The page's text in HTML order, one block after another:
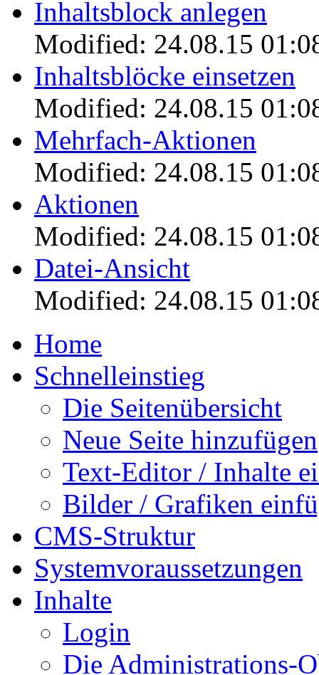
Inhaltsblock anlegen
Modified: 24.08.15
Inhaltsblöcke einsetzen
Modified: 24.08.15
Mehrfach-Aktionen
Modified: 24.08.15
Aktionen
Modified: 24.08.15
Datei-Ansicht
Modified: 24.08.15
Home
Schnelleinstieg
Die Seitenübersicht
Neue Seite hinzufügen
Text-Editor / Inhalte
Bilder / Grafiken
CMS-Struktur
Systemvoraussetzungen
Inhalte
Login
Die Administrations-